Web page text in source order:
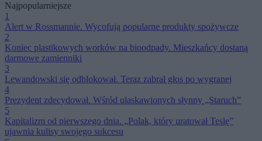
Najpopularniejsze
1
Alert w Rossmannie. Wycofują popularne produkty spożywcze
2
Koniec plastikowych worków na bioodpady. Mieszkańcy dostaną
darmowe zamienniki
3
Lewandowski się odblokował. Teraz zabrał głos po wygranej
4
Prezydent zdecydował. Wśród ułaskawionych słynny „Staruch”
5
Kapitalizm od pierwszego dnia. „Polak, który uratował Teslę”
ujawnia kulisy swojego sukcesu